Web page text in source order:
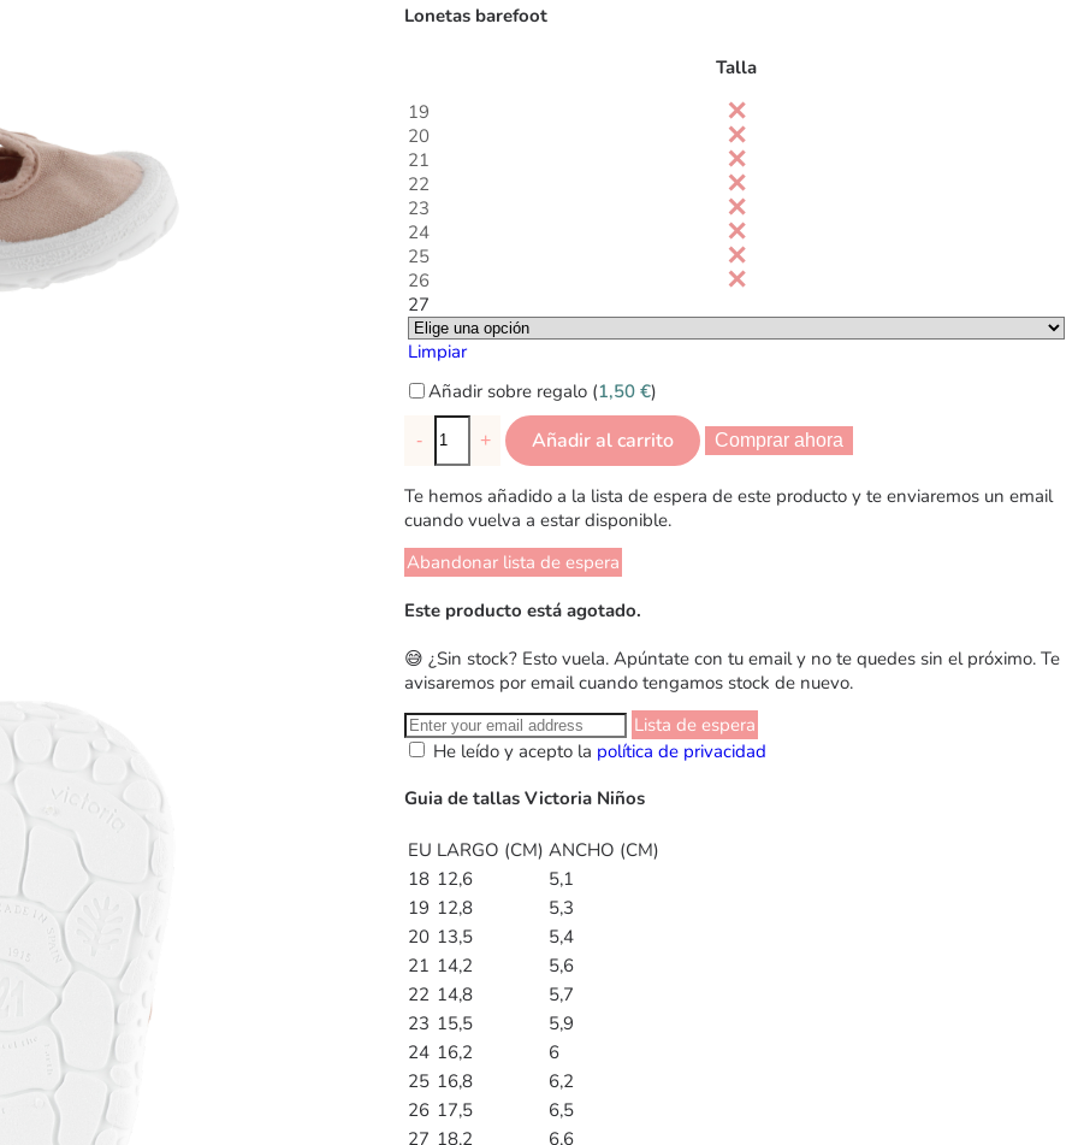
Lonetas barefoot
Talla
19
20
21
22
23
24
25
26
27
Limpiar
Añadir sobre regalo (1,50 €)
- + Añadir al carrito Comprar ahora
Te hemos añadido a la lista de espera de este producto y te enviaremos un email
cuando vuelva a estar disponible.
Abandonar lista de espera
Este producto está agotado.
😅 ¿Sin stock? Esto vuela. Apúntate con tu email y no te quedes sin el próximo. Te
avisaremos por email cuando tengamos stock de nuevo.
Lista de espera
He leído y acepto la política de privacidad
Guia de tallas Victoria Niños
EU LARGO (CM) ANCHO (CM)
18 12,6
5,1
19 12,8
5,3
20 13,5
5,4
21 14,2
5,6
22 14,8
5,7
23 15,5
5,9
24 16,2
6
25 16,8
6,2
26 17,5
6,5
27 18,2 6,6